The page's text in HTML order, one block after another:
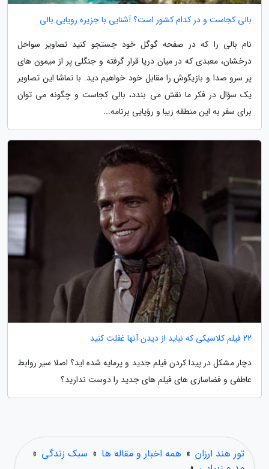
بالی کجاست و در کدام کشور است؟ آشنایی با جزیره رویایی بالی
نام بالی را که در صفحه گوگل خود جستجو کنید تصاویر سواحل
درخشان، معبدی که در میان دریا قرار گرفته و جنگلی پر از میمون های
پر سرو صدا و بازیگوش را مقابل خود خواهیم دید. با تماشا این تصاویر
یک سؤال در فکر ما نقش می بندد، بالی کجاست و چگونه می توان
برای سفر به این منطقه زیبا و رؤیایی برنامه...
22 فیلم کلاسیکی که نباید از دیدن آنها غفلت کنید
دچار مشکل در پیدا کردن فیلم جدید و پرمایه شده اید؟ اصلا سیر روابط
عاطفی و فضاسازی های فیلم های جدید را دوست ندارید؟
تور هند ارزان » همه اخبار و مقاله ها » سبک زندگی »